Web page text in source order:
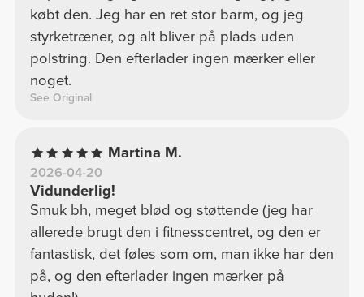
købt den. Jeg har en ret stor barm, og jeg
styrketræner, og alt bliver på plads uden
polstring. Den efterlader ingen mærker eller
noget.
See Original
Martina M.
2026-04-20
Vidunderlig!
Smuk bh, meget blød og støttende (jeg har
allerede brugt den i fitnesscentret, og den er
fantastisk, det føles som om, man ikke har den
på, og den efterlader ingen mærker på